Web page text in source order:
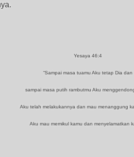
Yesaya 46:4
“Sampai masa tuamu Aku tetap Dia dan
sampai masa putih rambutmu Aku
Aku telah melakukannya dan mau menanggung
Aku mau memikul kamu dan menyelamatkan